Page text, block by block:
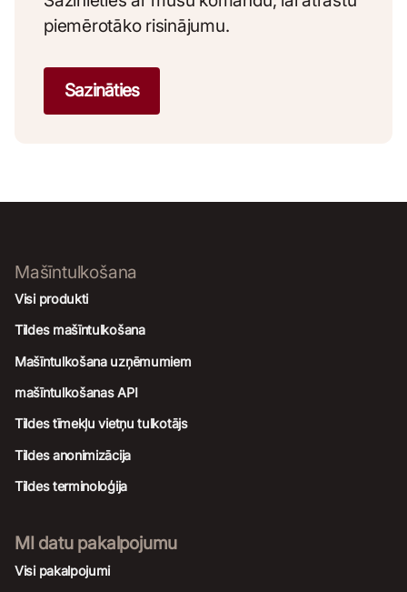
piemērotāko risinājumu.
Sazināties
Mašīntulkošana
Visi produkti
Tildes mašīntulkošana
Mašīntulkošana uzņēmumiem
mašīntulkošanas API
Tildes tīmekļu vietņu tulkotājs
Tildes anonimizācija
Tildes terminoloģija
MI datu pakalpojumu
Visi pakalpojumi